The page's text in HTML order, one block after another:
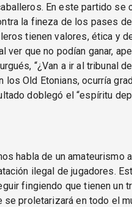
En este partido se
la fineza de los pases
tienen valores, ética y
ver que no podían ganar,
“¿Van a ir al tribunal
los Old Etonians, ocurría
doblegó el “espíritu
habla de un amateurismo
ilegal de jugadores.
fingiendo que tienen un
proletarizará en todo el